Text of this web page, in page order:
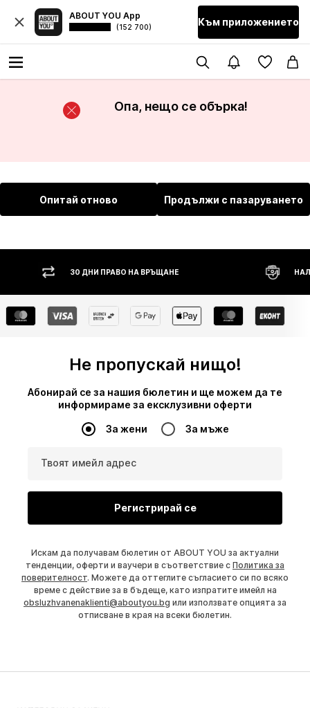
ABOUT YOU App
(152 700) Към приложението
Опа, нещо се обърка!
Опитай отново Продължи с пазаруването
30 ДНИ ПРАВО НА ВРЪЩАНЕ
Не пропускай нищо!
Абонирай се за нашия бюлетин и ще можем да те
информираме за ексклузивни оферти
За жени За мъже
Твоят имейл адрес
Регистрирай се
Искам да получавам бюлетин от ABOUT YOU за актуални
тенденции, оферти и ваучери в съответствие с Политика за
поверителност. Можете да оттеглите съгласието си по всяко
време с действие за в бъдеще, като изпратите имейл на
obsluzhvanenaklienti@aboutyou.bg или използвате опцията за
отписване в края на всеки бюлетин.